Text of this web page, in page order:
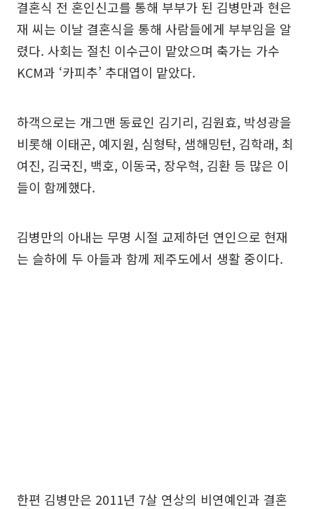
결혼식 전 혼인신고를 통해 부부가 된 김병만과 현은
재 씨는 이날 결혼식을 통해 사람들에게 부부임을 알
렸다. 사회는 절친 이수근이 맡았으며 축가는 가수
KCM과 ‘카피추’ 추대엽이 맡았다.
하객으로는 개그맨 동료인 김기리, 김원효, 박성광을
비롯해 이태곤, 예지원, 심형탁, 샘해밍턴, 김학래, 최
여진, 김국진, 백호, 이동국, 장우혁, 김환 등 많은 이
들이 함께했다.
김병만의 아내는 무명 시절 교제하던 연인으로 현재
는 슬하에 두 아들과 함께 제주도에서 생활 중이다.
한편 김병만은 2011년 7살 연상의 비연예인과 결혼